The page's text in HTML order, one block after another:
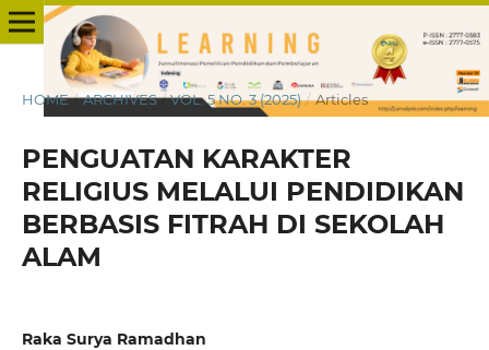
HOME / ARCHIVES / VOL. 5 NO. 3 (2025) / Articles
PENGUATAN KARAKTER
RELIGIUS MELALUI PENDIDIKAN
BERBASIS FITRAH DI SEKOLAH
ALAM
Raka Surya Ramadhan